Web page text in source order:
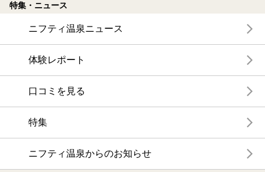
特集・ニュース
ニフティ温泉ニュース
体験レポート
口コミを見る
特集
ニフティ温泉からのお知らせ